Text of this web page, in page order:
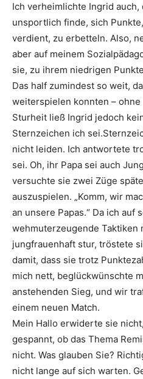
Ich verheimlichte Ingrid
unsportlich finde, sich
verdient, zu erbetteln. Also,
aber auf meinem
sie, zu ihrem niedrigen
Das half zumindest so weit,
weiterspielen konnten –
Sturheit ließ Ingrid jedoch
Sternzeichen ich
nicht leiden. Ich antwortete
sei. Oh, ihr Papa sei auch
versuchte sie zwei Züge
auszuspielen. „Komm, wir
an unsere Papas.“ Da ich auf
wehmuterzeugende Taktiken
jungfrauenhaft stur, tröstete
damit, dass sie trotz
mich nett, beglückwünschte
anstehenden Sieg, und wir
einem neuen Match.
Mein Hallo erwiderte sie
gespannt, ob das Thema
nicht. Was glauben Sie?
nicht lange auf sich warten.